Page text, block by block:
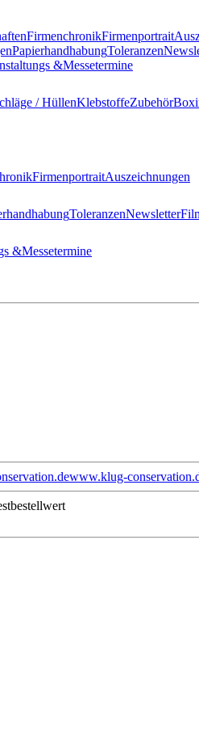
FirmenchronikFirmenportrait
PapierhandhabungToleranzen
&Messetermine
/ HüllenKlebstoffeZubehör
FirmenportraitAuszeichnungen
ToleranzenNewsletter
&Messetermine
www.klug-